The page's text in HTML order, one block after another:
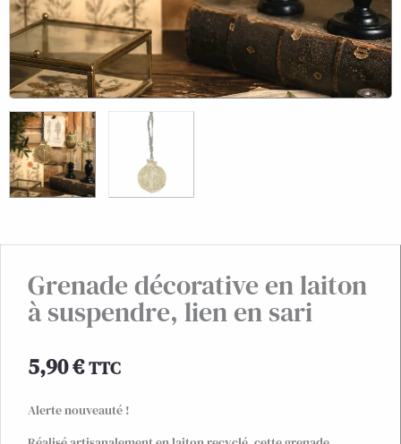
Grenade décorative en laiton
à suspendre, lien en sari
5,90€TTC
Alerte nouveauté !